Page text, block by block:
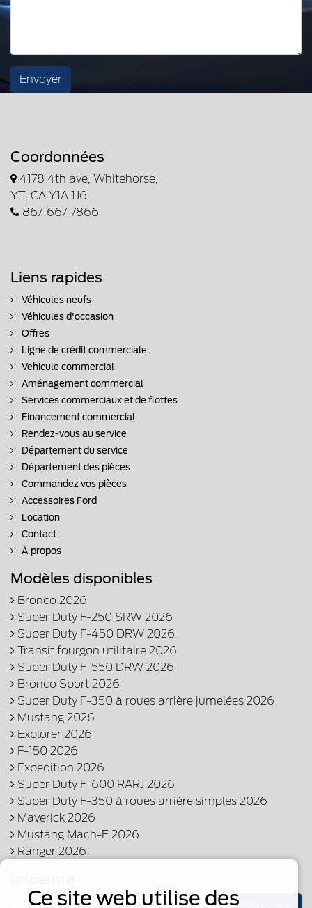
Envoyer
Coordonnées
4178 4th ave, Whitehorse,
YT, CA Y1A 1J6
867-667-7866
Liens rapides
Véhicules neufs
Véhicules d'occasion
Offres
Ligne de crédit commerciale
Vehicule commercial
Aménagement commercial
Services commerciaux et de flottes
Financement commercial
Rendez-vous au service
Département du service
Département des pièces
Commandez vos pièces
Accessoires Ford
Location
Contact
À propos
Modèles disponibles
Bronco 2026
Super Duty F-250 SRW 2026
Super Duty F-450 DRW 2026
Transit fourgon utilitaire 2026
Super Duty F-550 DRW 2026
Bronco Sport 2026
Super Duty F-350 à roues arrière jumelées 2026
Mustang 2026
Explorer 2026
F-150 2026
Expedition 2026
Super Duty F-600 RARJ 2026
Super Duty F-350 à roues arrière simples 2026
Maverick 2026
Mustang Mach-E 2026
Ranger 2026
Ce site web utilise des